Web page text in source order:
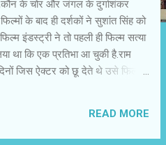
,कौन के चोर और जंगल के दुर्गाशंकर
के बाद ही दर्शकों ने सुशांत सिंह को
इंडस्ट्री ने तो पहली ही फिल्म सत्या
था कि एक प्रतिभा आ चुकी है.राम
जिस ऐक्टर को छू देते थे उसे फिल्म
कुछ ऐसा बना कि जंगल से फरदीन खान
ट्रैक पर आ गया,लेकिन जिसके बारे में
READ MORE